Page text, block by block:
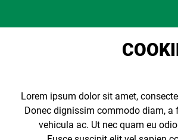
Lorem ipsum dolor sit amet,
Donec dignissim commodo diam, a
vehicula ac. Ut nec quam eu